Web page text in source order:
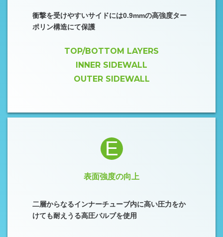
衝撃を受けやすいサイドには0.9mmの高強度ター
ポリン構造にて保護
TOP/BOTTOM LAYERS
INNER SIDEWALL
OUTER SIDEWALL
E
表面強度の向上
二層からなるインナーチューブ内に高い圧力をか
けても耐えうる高圧バルブを使用